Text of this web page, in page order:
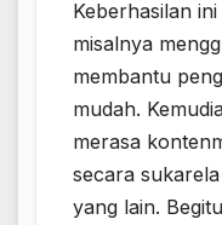
Keberhasilan
misalnya
membantu
mudah.
merasa
secara
yang lain.